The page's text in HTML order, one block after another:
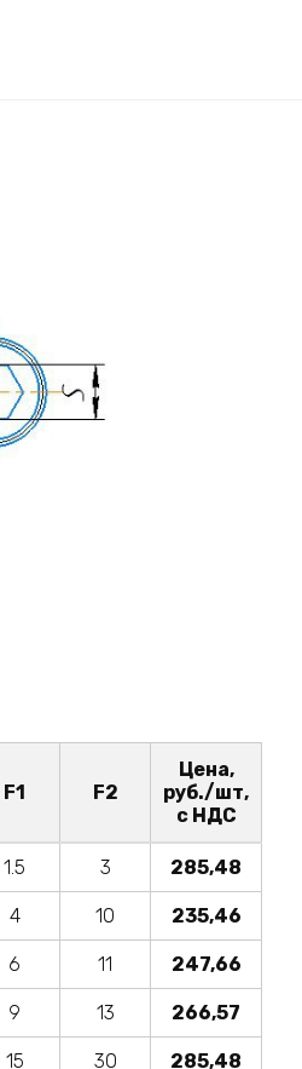
F1 F2
Цена,
руб./шт,
с НДС
1.5 3 285,48
4 10 235,46
6 11 247,66
9 13 266,57
15 30 285,48